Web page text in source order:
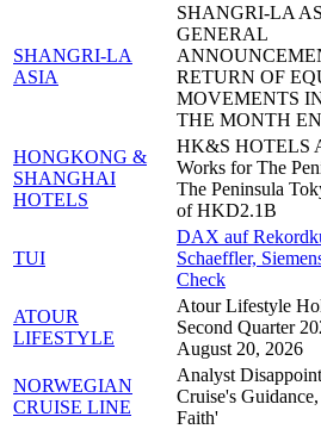
SHANGRI-LA
ASIA
SHANGRI-LA
GENERAL
RETURN OF
MOVEMENTS
THE MONTH
HONGKONG &
SHANGHAI
HOTELS
HK&S HOTELS
Works for The
The Peninsula
of HKD2.1B
TUI
DAX auf
Schaeffler,
Check
ATOUR
LIFESTYLE
Atour Lifestyle
Second Quarter
August 20, 2026
NORWEGIAN
CRUISE LINE
Analyst
Cruise's
Faith'